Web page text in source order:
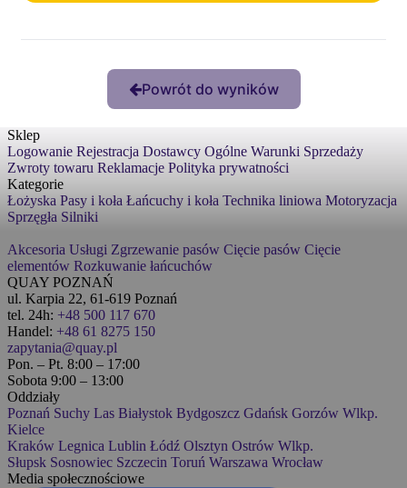
Powrót do wyników
Sklep
Logowanie Rejestracja Dostawcy Ogólne Warunki Sprzedaży
Zwroty towaru Reklamacje Polityka prywatności
Kategorie
Łożyska Pasy i koła Łańcuchy i koła Technika liniowa Motoryzacja
Sprzęgła Silniki
Akcesoria Usługi Zgrzewanie pasów Cięcie pasów Cięcie
elementów Rozkuwanie łańcuchów
QUAY POZNAŃ
ul. Karpia 22, 61-619 Poznań
tel. 24h: +48 500 117 670
Handel: +48 61 8275 150
zapytania@quay.pl
Pon. – Pt. 8:00 – 17:00
Sobota 9:00 – 13:00
Oddziały
Poznań Suchy Las Białystok Bydgoszcz Gdańsk Gorzów Wlkp.
Kielce
Kraków Legnica Lublin Łódź Olsztyn Ostrów Wlkp.
Słupsk Sosnowiec Szczecin Toruń Warszawa Wrocław
Media społecznościowe